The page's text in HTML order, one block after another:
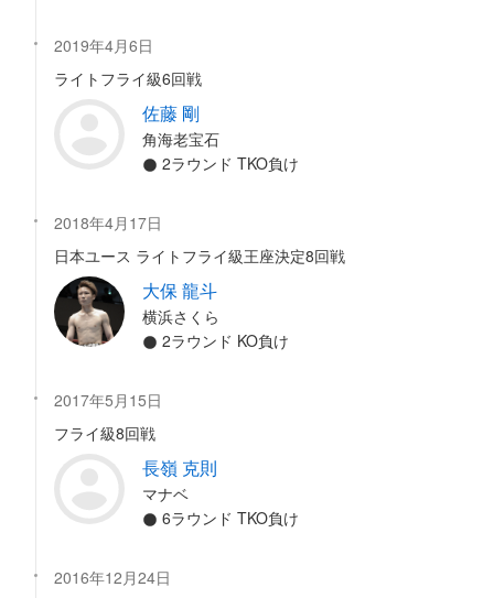
2019年4月6日
ライトフライ級6回戦
佐藤 剛
角海老宝石
2ラウンド TKO負け
2018年4月17日
日本ユース ライトフライ級王座決定8回戦
大保 龍斗
横浜さくら
2ラウンド KO負け
2017年5月15日
フライ級8回戦
長嶺 克則
マナベ
6ラウンド TKO負け
2016年12月24日